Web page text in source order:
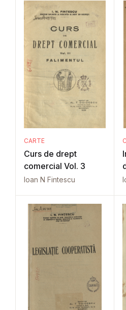
CARTE
Curs de drept
comercial Vol. 3
Ioan N Fintescu